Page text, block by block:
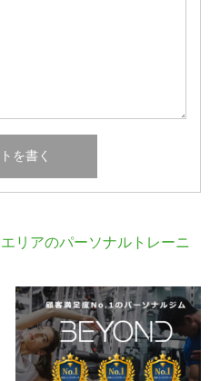
リアのパーソナルトレーニ